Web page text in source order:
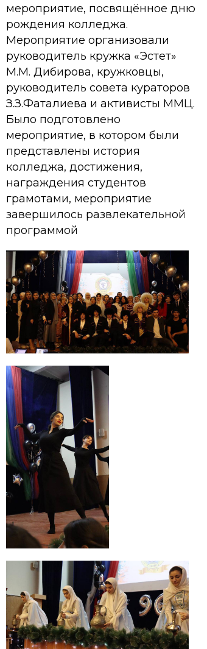
мероприятие, посвящённое дню
рождения колледжа.
Мероприятие организовали
руководитель кружка «Эстет»
М.М. Дибирова, кружковцы,
руководитель совета кураторов
З.З.Фаталиева и активисты ММЦ.
Было подготовлено
мероприятие, в котором были
представлены история
колледжа, достижения,
награждения студентов
грамотами, мероприятие
завершилось развлекательной
программой